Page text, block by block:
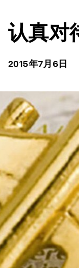
认真对
2015年7月6日